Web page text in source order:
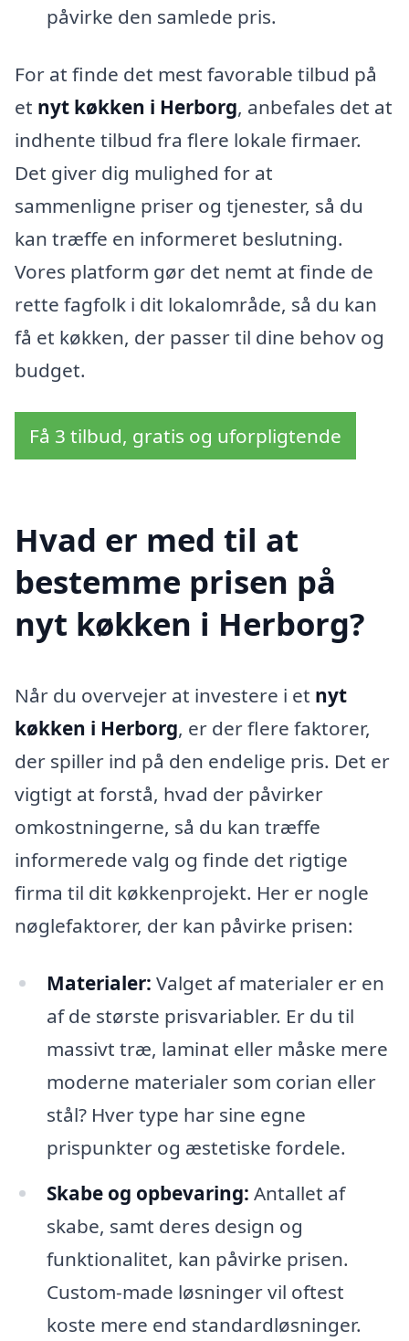
påvirke den samlede pris.
For at finde det mest favorable tilbud på
et nyt køkken i Herborg, anbefales det at
indhente tilbud fra flere lokale firmaer.
Det giver dig mulighed for at
sammenligne priser og tjenester, så du
kan træffe en informeret beslutning.
Vores platform gør det nemt at finde de
rette fagfolk i dit lokalområde, så du kan
få et køkken, der passer til dine behov og
budget.
Få 3 tilbud, gratis og uforpligtende
Hvad er med til at
bestemme prisen på
nyt køkken i Herborg?
Når du overvejer at investere i et nyt
køkken i Herborg, er der flere faktorer,
der spiller ind på den endelige pris. Det er
vigtigt at forstå, hvad der påvirker
omkostningerne, så du kan træffe
informerede valg og finde det rigtige
firma til dit køkkenprojekt. Her er nogle
nøglefaktorer, der kan påvirke prisen:
Materialer: Valget af materialer er en
af de største prisvariabler. Er du til
massivt træ, laminat eller måske mere
moderne materialer som corian eller
stål? Hver type har sine egne
prispunkter og æstetiske fordele.
Skabe og opbevaring: Antallet af
skabe, samt deres design og
funktionalitet, kan påvirke prisen.
Custom-made løsninger vil oftest
koste mere end standardløsninger.